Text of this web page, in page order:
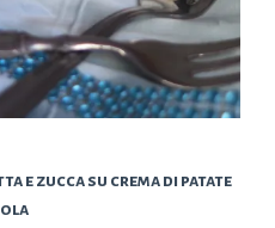
e zucca su crema di patate